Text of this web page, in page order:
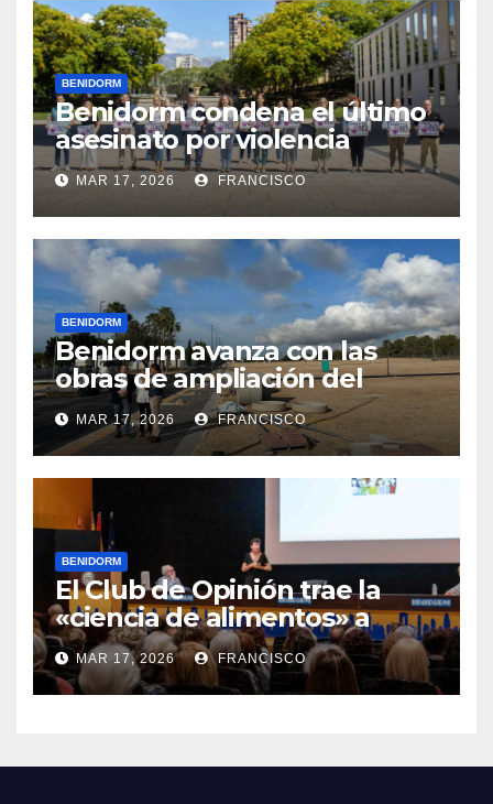
BENIDORM
Benidorm condena el último
asesinato por violencia
machista registrado en
Pontevedra
MAR 17, 2026 FRANCISCO
BENIDORM
Benidorm avanza con las
obras de ampliación del
cementerio de Sant Jaume y
está a punto de iniciar la
construcción de una isleta
con 96 nichos
MAR 17, 2026 FRANCISCO
BENIDORM
El Club de Opinión trae la
«ciencia de alimentos» a
Benidorm en su XV Ciclo de
Conferencias
MAR 17, 2026 FRANCISCO